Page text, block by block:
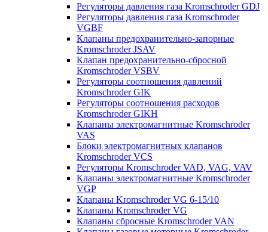
Регуляторы давления газа Kromschroder GDJ
Регуляторы давления газа Kromschroder
VGBF
Клапаны предохранительно-запорные
Kromschroder JSAV
Клапан предохранительно-сбросной
Kromschroder VSBV
Регуляторы соотношения давлений
Kromschroder GIK
Регуляторы соотношения расходов
Kromschroder GIKH
Клапаны электромагнитные Kromschroder
VAS
Блоки электромагнитных клапанов
Kromschroder VCS
Регуляторы Kromschroder VAD, VAG, VAV
Клапаны электромагнитные Kromschroder
VGP
Клапаны Kromschroder VG 6-15/10
Клапаны Kromschroder VG
Клапаны сбросные Kromschroder VAN